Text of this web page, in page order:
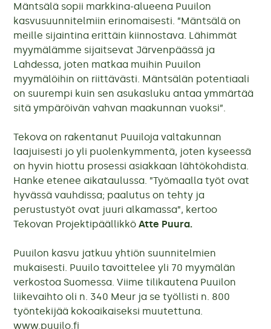
Mäntsälä sopii markkina-alueena Puuilon
kasvusuunnitelmiin erinomaisesti. ”Mäntsälä on
meille sijaintina erittäin kiinnostava. Lähimmät
myymälämme sijaitsevat Järvenpäässä ja
Lahdessa, joten matkaa muihin Puuilon
myymälöihin on riittävästi. Mäntsälän potentiaali
on suurempi kuin sen asukasluku antaa ymmärtää
sitä ympäröivän vahvan maakunnan vuoksi”.
Tekova on rakentanut Puuiloja valtakunnan
laajuisesti jo yli puolenkymmentä, joten kyseessä
on hyvin hiottu prosessi asiakkaan lähtökohdista.
Hanke etenee aikataulussa. ”Työmaalla työt ovat
hyvässä vauhdissa; paalutus on tehty ja
perustustyöt ovat juuri alkamassa”, kertoo
Tekovan Projektipäällikkö Atte Puura.
Puuilon kasvu jatkuu yhtiön suunnitelmien
mukaisesti. Puuilo tavoittelee yli 70 myymälän
verkostoa Suomessa. Viime tilikautena Puuilon
liikevaihto oli n. 340 Meur ja se työllisti n. 800
työntekijää kokoaikaiseksi muutettuna.
www.puuilo.fi